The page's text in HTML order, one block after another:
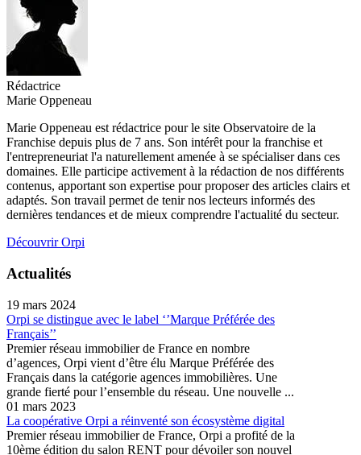
Rédactrice
Marie Oppeneau
Marie Oppeneau est rédactrice pour le site Observatoire de la
Franchise depuis plus de 7 ans. Son intérêt pour la franchise et
l'entrepreneuriat l'a naturellement amenée à se spécialiser dans ces
domaines. Elle participe activement à la rédaction de nos différents
contenus, apportant son expertise pour proposer des articles clairs et
adaptés. Son travail permet de tenir nos lecteurs informés des
dernières tendances et de mieux comprendre l'actualité du secteur.
Découvrir Orpi
Actualités
19 mars 2024
Orpi se distingue avec le label ‘’Marque Préférée des
Français’’
Premier réseau immobilier de France en nombre
d’agences, Orpi vient d’être élu Marque Préférée des
Français dans la catégorie agences immobilières. Une
grande fierté pour l’ensemble du réseau. Une nouvelle ...
01 mars 2023
La coopérative Orpi a réinventé son écosystème digital
Premier réseau immobilier de France, Orpi a profité de la
10ème édition du salon RENT pour dévoiler son nouvel